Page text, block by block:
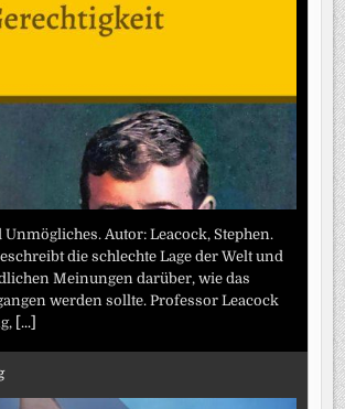
Autor: Leacock, Stephen.
die schlechte Lage der Welt und
Meinungen darüber, wie das
werden sollte. Professor Leacock
[...]